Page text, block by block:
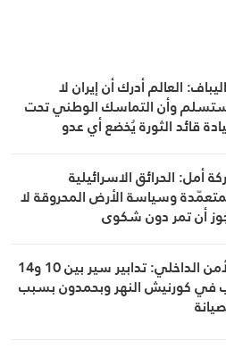
العالم أدرك أن إيران لا
وأن التماسك الوطني تحت
قائد الثورة يُخضع أي عدو
أمل: الحرائق الاسرائيلية
وسياسة الأرض المحروقة لا
أن تمر دون شكوى
الأمن الداخلي: تدابير سير بين 10 و14
في كورنيش النهر وبحمدون بسبب